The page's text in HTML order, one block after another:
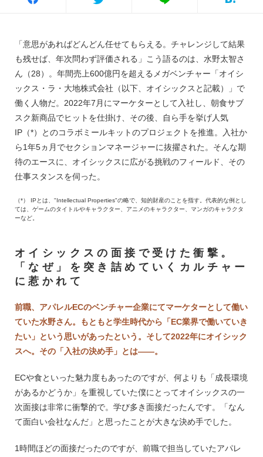
「意思があればどんどん任せてもらえる。チャレンジして結果
も残せば、年次問わず評価される」こう語るのは、水野太智さ
ん（28）。年間売上600億円を超えるメガベンチャー「オイシ
ックス・ラ・大地株式会社（以下、オイシックスと記載）」で
働く人物だ。2022年7月にマーケターとして入社し、朝食サブ
スク新商品でヒットを仕掛け、その後、自ら手を挙げ人気
IP（*）とのコラボミールキットのプロジェクトを推進。入社か
ら1年5ヵ月でセクションマネージャーに抜擢された。そんな期
待のエースに、オイシックスに広がる挑戦のフィールド、その
仕事スタンスを伺った。
（*） IPとは、"Intellectual Properties"の略で、知的財産のことを指す。代表的な例とし
ては、ゲームのタイトルやキャラクター、アニメのキャラクター、マンガのキャラクタ
ーなど。
オイシックスの面接で受けた衝撃。
「なぜ」を突き詰めていくカルチャー
に惹かれて
前職、アパレルECのベンチャー企業にてマーケターとして働い
ていた水野さん。もともと学生時代から「EC業界で働いていき
たい」という思いがあったという。そして2022年にオイシック
スへ。その「入社の決め手」とは――。
ECや食といった魅力度もあったのですが、何よりも「成長環境
があるかどうか」を重視していた僕にとってオイシックスの一
次面接は非常に衝撃的で。学び多き面接だったんです。「なん
て面白い会社なんだ」と思ったことが大きな決め手でした。
1時間ほどの面接だったのですが、前職で担当していたアパレ